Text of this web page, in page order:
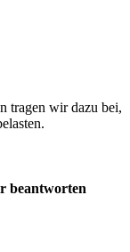
tragen wir dazu bei,
beantworten